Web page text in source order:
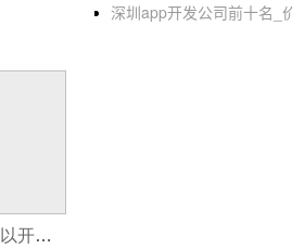
开发商业小程序(个人可以开发小程序吗与企业开发的小程序有什么区别)
深圳app开发公司前十名_